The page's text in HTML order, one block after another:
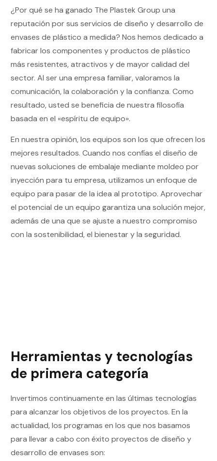
¿Por qué se ha ganado The Plastek Group una
reputación por sus servicios de diseño y desarrollo de
envases de plástico a medida? Nos hemos dedicado a
fabricar los componentes y productos de plástico
más resistentes, atractivos y de mayor calidad del
sector. Al ser una empresa familiar, valoramos la
comunicación, la colaboración y la confianza. Como
resultado, usted se beneficia de nuestra filosofía
basada en el «espíritu de equipo».
En nuestra opinión, los equipos son los que ofrecen los
mejores resultados. Cuando nos confías el diseño de
nuevas soluciones de embalaje mediante moldeo por
inyección para tu empresa, utilizamos un enfoque de
equipo para pasar de la idea al prototipo. Aprovechar
el potencial de un equipo garantiza una solución mejor,
además de una que se ajuste a nuestro compromiso
con la sostenibilidad, el bienestar y la seguridad.
Herramientas y tecnologías
de primera categoría
Invertimos continuamente en las últimas tecnologías
para alcanzar los objetivos de los proyectos. En la
actualidad, los programas en los que nos basamos
para llevar a cabo con éxito proyectos de diseño y
desarrollo de envases son: